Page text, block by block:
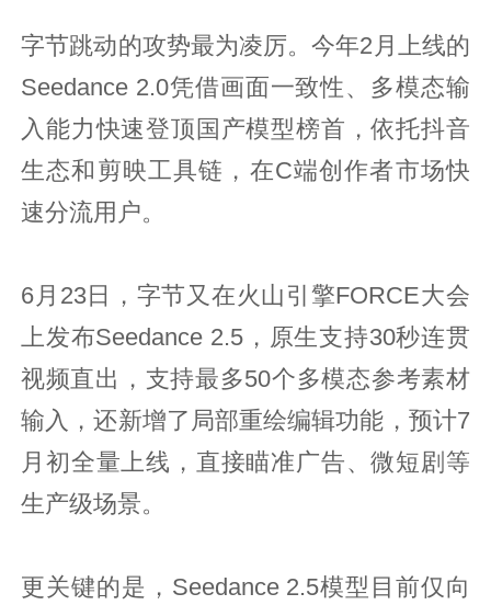
字节跳动的攻势最为凌厉。今年2月上线的
Seedance 2.0凭借画面一致性、多模态输
入能力快速登顶国产模型榜首，依托抖音
生态和剪映工具链，在C端创作者市场快
速分流用户。
6月23日，字节又在火山引擎FORCE大会
上发布Seedance 2.5，原生支持30秒连贯
视频直出，支持最多50个多模态参考素材
输入，还新增了局部重绘编辑功能，预计7
月初全量上线，直接瞄准广告、微短剧等
生产级场景。
更关键的是，Seedance 2.5模型目前仅向